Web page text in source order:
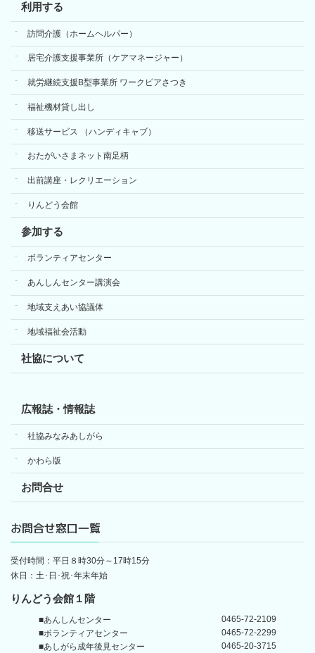
利用する
訪問介護（ホームヘルパー）
居宅介護支援事業所（ケアマネージャー）
就労継続支援B型事業所 ワークピアさつき
福祉機材貸し出し
移送サービス （ハンディキャブ）
おたがいさまネット南足柄
出前講座・レクリエーション
りんどう会館
参加する
ボランティアセンター
あんしんセンター講演会
地域支えあい協議体
地域福祉会活動
社協について
広報誌・情報誌
社協みなみあしがら
かわら版
お問合せ
お問合せ窓口一覧
受付時間：平日８時30分～17時15分
休日：土･日･祝･年末年始
りんどう会館１階
■あんしんセンター
0465-72-2109
■ボランティアセンター
0465-72-2299
■あしがら成年後見センター
0465-20-3715